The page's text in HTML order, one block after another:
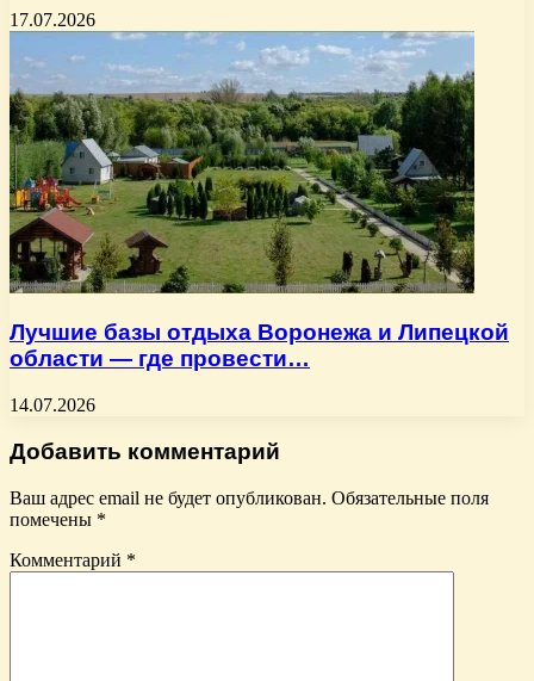
17.07.2026
Лучшие базы отдыха Воронежа и Липецкой
области — где провести…
14.07.2026
Добавить комментарий
Ваш адрес email не будет опубликован. Обязательные поля
помечены *
Комментарий *